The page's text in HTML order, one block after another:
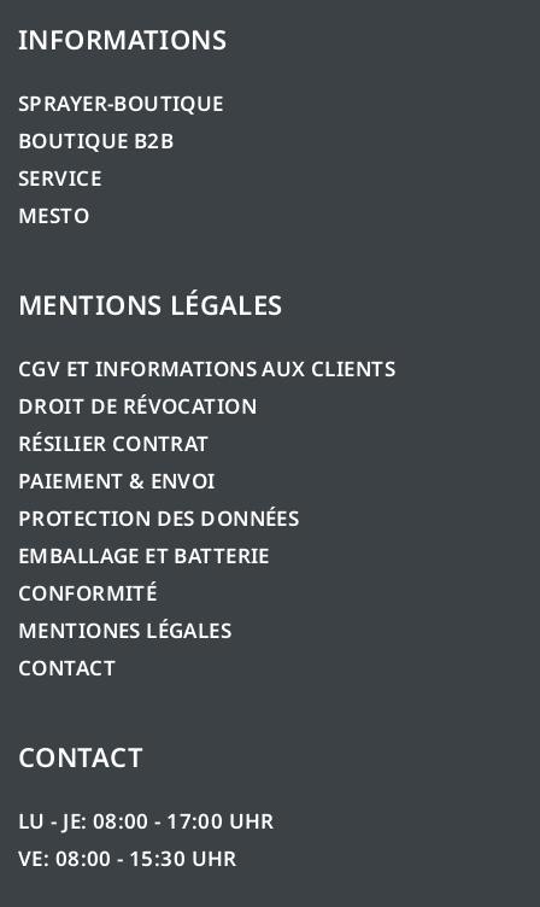
INFORMATIONS
SPRAYER-BOUTIQUE
BOUTIQUE B2B
SERVICE
MESTO
MENTIONS LÉGALES
CGV ET INFORMATIONS AUX CLIENTS
DROIT DE RÉVOCATION
RÉSILIER CONTRAT
PAIEMENT & ENVOI
PROTECTION DES DONNÉES
EMBALLAGE ET BATTERIE
CONFORMITÉ
MENTIONES LÉGALES
CONTACT
CONTACT
LU - JE: 08:00 - 17:00 UHR
VE: 08:00 - 15:30 UHR